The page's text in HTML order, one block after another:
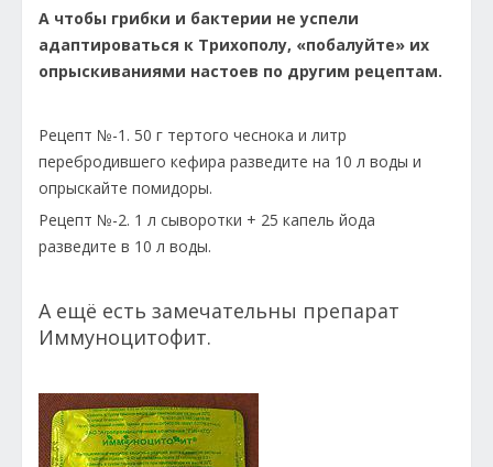
А чтобы грибки и бактерии не успели
адаптироваться к Трихополу, «побалуйте» их
опрыскиваниями настоев по другим рецептам.
Рецепт №-1. 50 г тертого чеснока и литр
перебродившего кефира разведите на 10 л воды и
опрыскайте помидоры.
Рецепт №-2. 1 л сыворотки + 25 капель йода
разведите в 10 л воды.
А ещё есть замечательны препарат
Иммуноцитофит.